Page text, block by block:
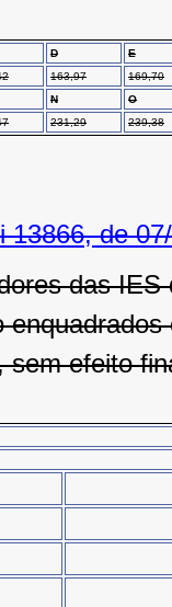
D
E
163,97
169,70
N
O
231,29 239,38
13866, de
das
sem efeito